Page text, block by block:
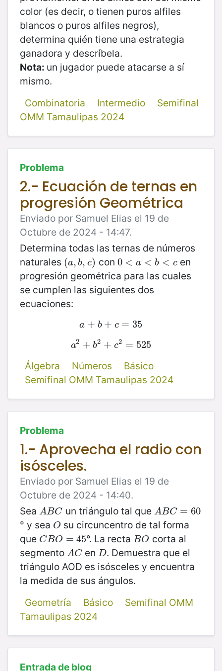
color (es decir, o tienen puros alfiles
blancos o puros alfiles negros),
determina quién tiene una estrategia
ganadora y descríbela.
Nota: un jugador puede atacarse a sí
mismo.
Combinatoria
Intermedio
Semifinal
OMM Tamaulipas 2024
Problema
2.- Ecuación de ternas en
progresión Geométrica
Enviado por Samuel Elias el 19 de
Octubre de 2024 - 14:47.
Determina todas las ternas de números
naturales (a, b, c)
(a,b,c) con 0 < a < b < c
0 <a < b< c
en
progresión geométrica para las cuales
se cumplen las siguientes dos
ecuaciones:
a + b + c = 35
a+b+c=35
a2 + b2 + c2 = 525
a 2+b2+ c2 =525
Álgebra
Números
Básico
Semifinal OMM Tamaulipas 2024
Problema
1.- Aprovecha el radio con
isósceles.
Enviado por Samuel Elias el 19 de
Octubre de 2024 - 14:40.
Sea ABC
ABC un triángulo tal que ABC = 60
ABC= 60
° y sea O
Osu circuncentro de tal forma
que CBO = 45
CBO= 45 °. La rectaBO
BO corta al
segmento AC
AC en D
D. Demuestra que el
triángulo AOD es isósceles y encuentra
la medida de sus ángulos.
Geometría
Básico
Semifinal OMM
Tamaulipas 2024
Entrada de blog